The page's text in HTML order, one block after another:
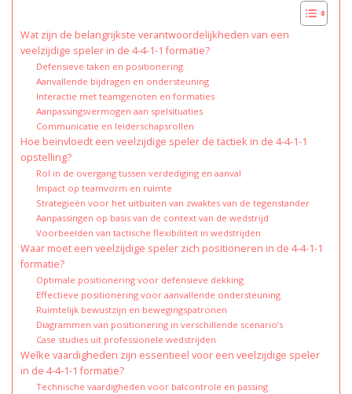
Wat zijn de belangrijkste verantwoordelijkheden van een
veelzijdige speler in de 4-4-1-1 formatie?
Defensieve taken en positionering
Aanvallende bijdragen en ondersteuning
Interactie met teamgenoten en formaties
Aanpassingsvermogen aan spelsituaties
Communicatie en leiderschapsrollen
Hoe beïnvloedt een veelzijdige speler de tactiek in de 4-4-1-1
opstelling?
Rol in de overgang tussen verdediging en aanval
Impact op teamvorm en ruimte
Strategieën voor het uitbuiten van zwaktes van de tegenstander
Aanpassingen op basis van de context van de wedstrijd
Voorbeelden van tactische flexibiliteit in wedstrijden
Waar moet een veelzijdige speler zich positioneren in de 4-4-1-1
formatie?
Optimale positionering voor defensieve dekking
Effectieve positionering voor aanvallende ondersteuning
Ruimtelijk bewustzijn en bewegingspatronen
Diagrammen van positionering in verschillende scenario’s
Case studies uit professionele wedstrijden
Welke vaardigheden zijn essentieel voor een veelzijdige speler
in de 4-4-1-1 formatie?
Technische vaardigheden voor balcontrole en passing